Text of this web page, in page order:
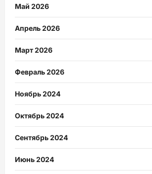
Май 2026
Апрель 2026
Март 2026
Февраль 2026
Ноябрь 2024
Октябрь 2024
Сентябрь 2024
Июнь 2024